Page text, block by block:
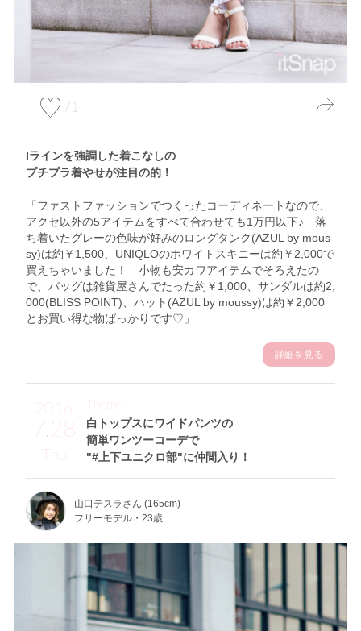
71
Iラインを強調した着こなしの
プチプラ着やせが注目の的！
「ファストファッションでつくったコーディネートなので、
アクセ以外の5アイテムをすべて合わせても1万円以下♪ 落
ち着いたグレーの色味が好みのロングタンク(AZUL by mous
sy)は約￥1,500、UNIQLOのホワイトスキニーは約￥2,000で
買えちゃいました！ 小物も安カワアイテムでそろえたの
で、バッグは雑貨屋さんでたった約￥1,000、サンダルは約2,
000(BLISS POINT)、ハット(AZUL by moussy)は約￥2,000
とお買い得な物ばっかりです♡」
詳細を見る
2016
7.28
Thu
白トップスにワイドパンツの
簡単ワンツーコーデで
"#上下ユニクロ部"に仲間入り！
Theme
山口テスラさん (165cm)
フリーモデル・23歳